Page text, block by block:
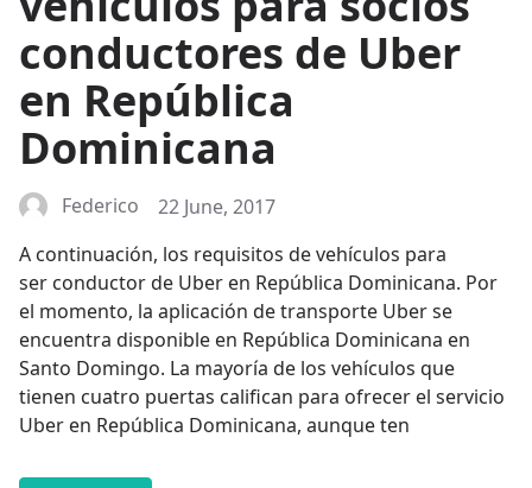
conductores de Uber
en República
Dominicana
Federico
22 June, 2017
A continuación, los requisitos de vehículos para
ser conductor de Uber en República Dominicana. Por
el momento, la aplicación de transporte Uber se
encuentra disponible en República Dominicana en
Santo Domingo. La mayoría de los vehículos que
tienen cuatro puertas califican para ofrecer el servicio
Uber en República Dominicana, aunque ten